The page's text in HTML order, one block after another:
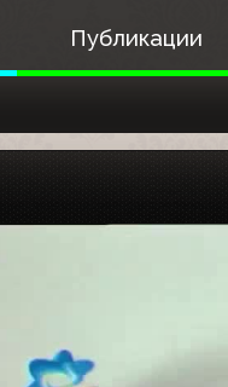
Публикации